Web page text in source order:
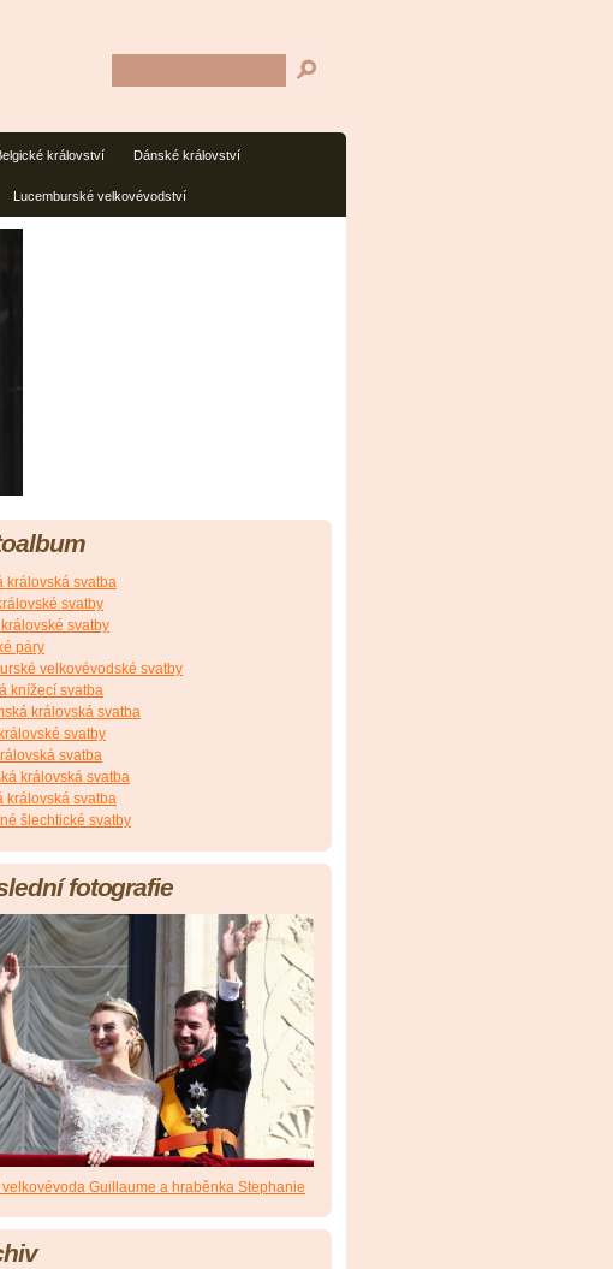
království Dánské království
Lucemburské velkovévodství
královská svatba
svatby
svatby
páry
velkovévodské svatby
knížecí svatba
královská svatba
svatby
svatba
královská svatba
královská svatba
šlechtické svatby
fotografie
Guillaume a hraběnka Stephanie